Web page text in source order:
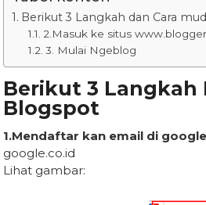
Berikut 3 Langkah dan Cara
2.Masuk ke situs
3. Mulai Ngeblog
Berikut 3 Langkah
Blogspot
1.Mendaftar kan email di google
google.co.id
Lihat gambar: